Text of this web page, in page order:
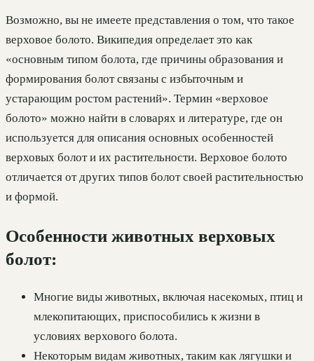
Возможно, вы не имеете представления о том, что такое
верховое болото. Википедия определает это как
«основным типом болота, где причины образования и
формирования болот связаны с избыточным и
устарающим ростом растений». Термин «верховое
болото» можно найти в словарях и литературе, где он
используется для описания основных особенностей
верховых болот и их растительности. Верховое болото
отличается от других типов болот своей растительностью
и формой.
Особенности животных верховых
болот:
Многие виды животных, включая насекомых, птиц и
млекопитающих, приспособились к жизни в
условиях верхового болота.
Некоторым видам животных, таким как лягушки и